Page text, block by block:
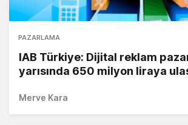
PAZARLAMA
IAB Türkiye: Dijital reklam
yarısında 650 milyon liraya
Merve Kara